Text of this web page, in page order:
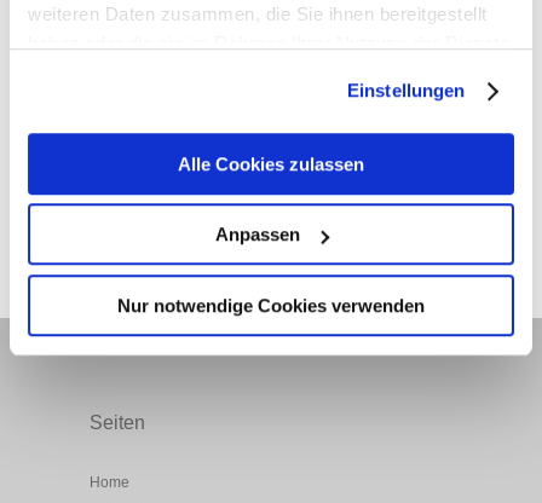
weiteren Daten zusammen, die Sie ihnen bereitgestellt
Cookies, wenn Sie unsere Webseite weiterhin nutzen.
Einstellungen
Alle Cookies zulassen
Anpassen
Nur notwendige Cookies verwenden
SentinelOne News: Malware Embedded
in Microsoft Office Documents | DDE
SentinelOne News: Don’t Get Left Behind
31. März 2019
Seiten
Home